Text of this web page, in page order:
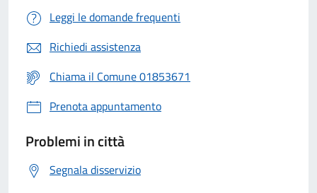
Leggi le domande frequenti
Richiedi assistenza
Chiama il Comune 01853671
Prenota appuntamento
Problemi in città
Segnala disservizio